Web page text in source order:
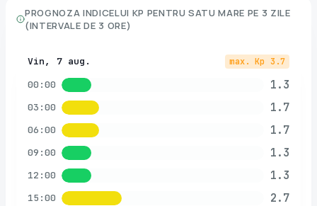
PROGNOZA INDICELUI KP PENTRU SATU MARE PE 3 ZILE
(INTERVALE DE 3 ORE)
Vin, 7 aug. max. Kp 3.7
00:00 1.3
03:00 1.7
06:00 1.7
09:00 1.3
12:00 1.3
15:00 2.7